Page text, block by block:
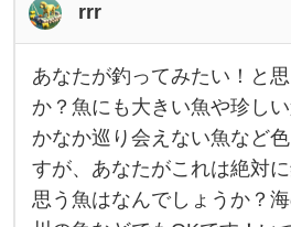
rrr
あ
な
た
が
あなたが釣ってみたい！と
か？魚にも大きい魚や珍し
かなか巡り会えない魚など
すが、あなたがこれは絶対
思う魚はなんでしょうか？海